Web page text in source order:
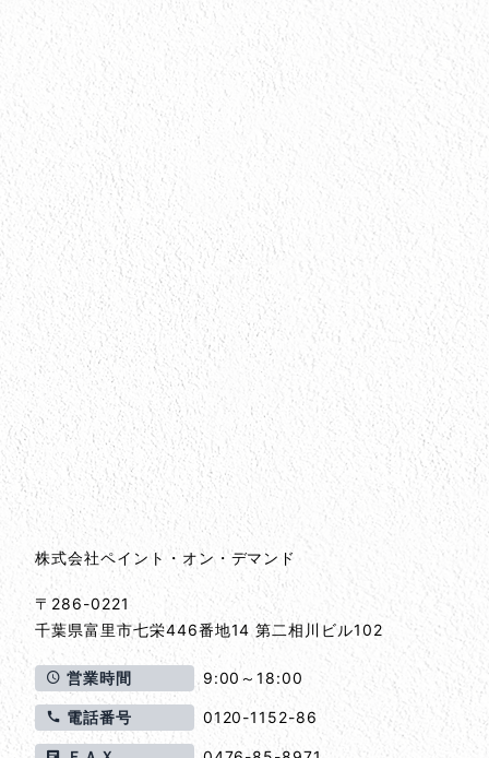
会社情報とサイトマップ
会社情報
株式会社ペイント・オン・デマンド
〒286-0221
千葉県富里市七栄446番地14 第二相川ビル102
営業時間 9:00～18:00
電話番号 0120-1152-86